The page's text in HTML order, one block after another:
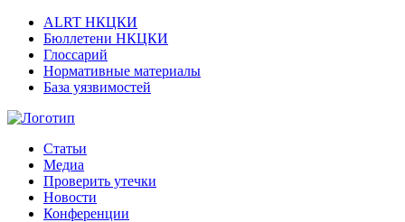
ALRT НКЦКИ
Бюллетени НКЦКИ
Глоссарий
Нормативные материалы
База уязвимостей
Статьи
Медиа
Проверить утечки
Новости
Конференции